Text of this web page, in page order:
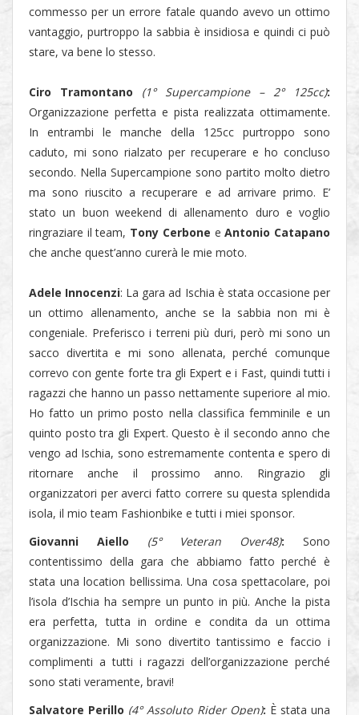
commesso per un errore fatale quando avevo un ottimo
vantaggio, purtroppo la sabbia è insidiosa e quindi ci può
stare, va bene lo stesso.
Ciro Tramontano (1° Supercampione – 2° 125cc):
Organizzazione perfetta e pista realizzata ottimamente.
In entrambi le manche della 125cc purtroppo sono
caduto, mi sono rialzato per recuperare e ho concluso
secondo. Nella Supercampione sono partito molto dietro
ma sono riuscito a recuperare e ad arrivare primo. E’
stato un buon weekend di allenamento duro e voglio
ringraziare il team, Tony Cerbone eAntonio Catapano
che anche quest’anno curerà le mie moto.
Adele Innocenzi: La gara ad Ischia è stata occasione per
un ottimo allenamento, anche se la sabbia non mi è
congeniale. Preferisco i terreni più duri, però mi sono un
sacco divertita e mi sono allenata, perché comunque
correvo con gente forte tra gli Expert e i Fast, quindi tutti i
ragazzi che hanno un passo nettamente superiore al mio.
Ho fatto un primo posto nella classifica femminile e un
quinto posto tra gli Expert. Questo è il secondo anno che
vengo ad Ischia, sono estremamente contenta e spero di
ritornare anche il prossimo anno. Ringrazio gli
organizzatori per averci fatto correre su questa splendida
isola, il mio team Fashionbike e tutti i miei sponsor.
Giovanni Aiello (5° Veteran Over48): Sono
contentissimo della gara che abbiamo fatto perché è
stata una location bellissima. Una cosa spettacolare, poi
l’isola d’Ischia ha sempre un punto in più. Anche la pista
era perfetta, tutta in ordine e condita da un ottima
organizzazione. Mi sono divertito tantissimo e faccio i
complimenti a tutti i ragazzi dell’organizzazione perché
sono stati veramente, bravi!
Salvatore Perillo (4° Assoluto Rider Open): È stata una